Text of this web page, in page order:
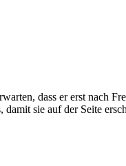
dass er erst nach
damit sie auf der Seite